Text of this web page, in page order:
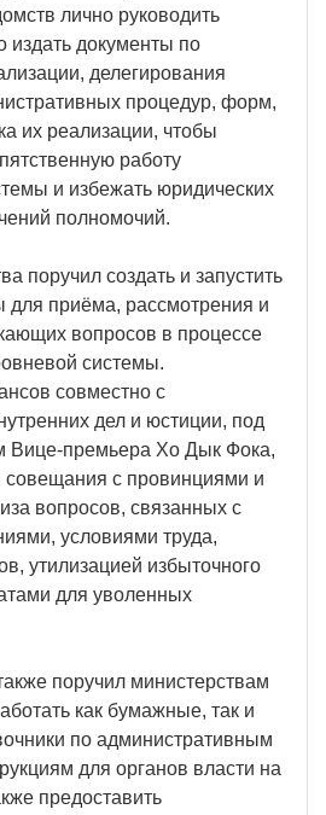
лично руководить
издать документы по
делегирования
процедур, форм,
их реализации, чтобы
работу
и избежать юридических
полномочий.
поручил создать и запустить
для приёма, рассмотрения и
вопросов в процессе
системы.
совместно с
дел и юстиции, под
Вице-премьера Хо Дык Фока,
совещания с провинциями и
вопросов, связанных с
условиями труда,
утилизацией избыточного
для уволенных
поручил министерствам
как бумажные, так и
по административным
для органов власти на
предоставить